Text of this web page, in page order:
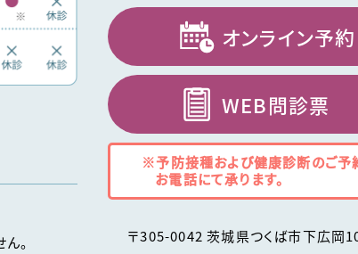
。
オンライン予約
WEB問診票
※予防接種および健康診断のご予
お電話にて承ります。
〒305-0042 茨城県つくば市下広岡